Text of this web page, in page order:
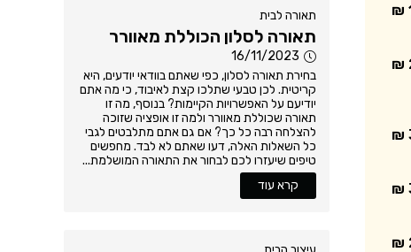
תאורה לבית
תאורה לסלון הכוללת מאוורר
16/11/2023
בחירת תאורה לסלון, כפי שאתם בוודאי יודעים, היא
קריטית. לכן טבעי שתלכו קצת לאיבוד, כי מה אתם
יודיעם על האפשרויות הקיימות? בנוסף, מה זו
תאורה שכוללת מאוורר ולמה זו אופציה שזוכה
להצלחה רבה כל כך? אם גם אתם מתלבטים לגבי
כל השאלות האלה, דעו שאתם לא לבד. מחפשים
טיפים שיעזרו לכם לבחור את התאורה המושלמת...
קרא עוד